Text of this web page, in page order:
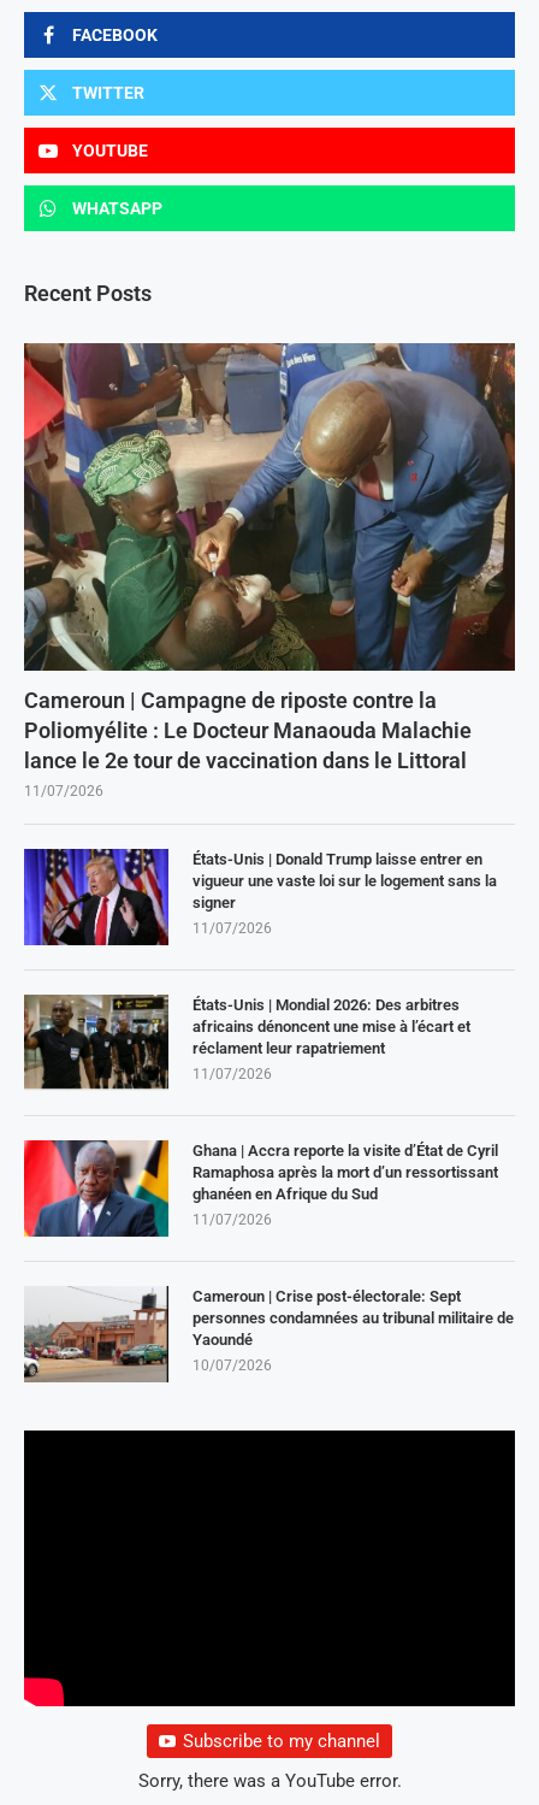
FACEBOOK
TWITTER
YOUTUBE
WHATSAPP
Recent Posts
Cameroun | Campagne de riposte contre la
Poliomyélite : Le Docteur Manaouda Malachie
lance le 2e tour de vaccination dans le Littoral
11/07/2026
États-Unis | Donald Trump laisse entrer en
vigueur une vaste loi sur le logement sans la
signer
11/07/2026
États-Unis | Mondial 2026: Des arbitres
africains dénoncent une mise à l’écart et
réclament leur rapatriement
11/07/2026
Ghana | Accra reporte la visite d’État de Cyril
Ramaphosa après la mort d’un ressortissant
ghanéen en Afrique du Sud
11/07/2026
Cameroun | Crise post-électorale: Sept
personnes condamnées au tribunal militaire de
Yaoundé
10/07/2026
Subscribe to my channel
Sorry, there was a YouTube error.